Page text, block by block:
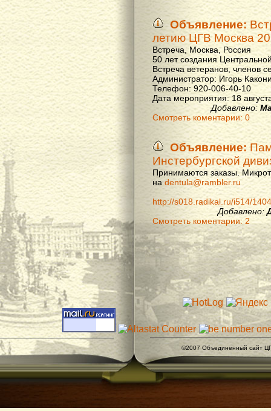
Объявление:
летию ЦГВ Москва
Встреча, Москва, Россия
50 лет создания
Встреча ветеранов, членов
Администратор: Игорь
Телефон: 920-006-40-10
Дата мероприятия: 18
Добавлено:
Смотреть коментарии: 0
Объявление:
Инстербургской
Принимаются заказы.
на dentula@rambler.ru
http://s018.radikal.ru/i514/
Добавлено:
Смотреть коментарии: 2
©2007 Объединенный сайт